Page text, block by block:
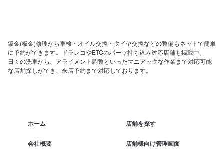
鈑金(板金)修理から車検・オイル交換・タイヤ交換などの整備もネットで簡単
に予約ができます。ドラレコやETCのパーツ持ち込み対応店舗も掲載中。
日々の洗車から、アライメント調整といったマニアックな作業まで対応可能
な店舗探しができ、来店予約まで対応しております。
ホーム 店舗を探す
会社概要 店舗様向け管理画面